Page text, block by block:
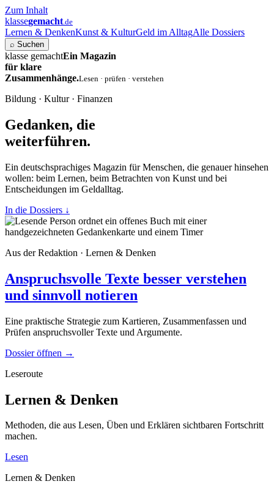
Zum Inhalt
klassegemacht.de
Lernen & DenkenKunst & KulturGeld im AlltagAlle Dossiers
⌕ Suchen
klasse gemachtEin Magazin
für klare
Zusammenhänge.Lesen · prüfen · verstehen
Bildung · Kultur · Finanzen
Gedanken, die
weiterführen.
Ein deutschsprachiges Magazin für Menschen, die genauer hinsehen
wollen: beim Lernen, beim Betrachten von Kunst und bei
Entscheidungen im Geldalltag.
In die Dossiers ↓
Aus der Redaktion · Lernen & Denken
Anspruchsvolle Texte besser verstehen
und sinnvoll notieren
Eine praktische Strategie zum Kartieren, Zusammenfassen und
Prüfen anspruchsvoller Texte und Argumente.
Dossier öffnen →
Leseroute
Lernen & Denken
Methoden, die aus Lesen, Üben und Erklären sichtbaren Fortschritt
machen.
Lesen
Lernen & Denken